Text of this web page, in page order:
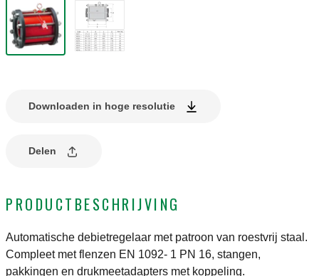
Downloaden in hoge resolutie
Delen
PRODUCTBESCHRIJVING
Automatische debietregelaar met patroon van roestvrij staal.
Compleet met flenzen EN 1092- 1 PN 16, stangen,
pakkingen en drukmeetadapters met koppeling.